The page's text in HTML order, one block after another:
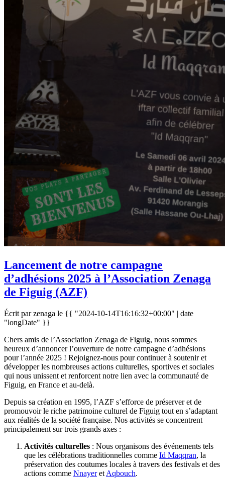
Lancement de notre campagne
d’adhésions 2025 à l’Association Zenaga
de Figuig (AZF)
Écrit par zenaga le {{ "2024-10-14T16:16:32+00:00" | date
"longDate" }}
Chers amis de l’Association Zenaga de Figuig, nous sommes
heureux d’annoncer l’ouverture de notre campagne d’adhésions
pour l’année 2025 ! Rejoignez-nous pour continuer à soutenir et
développer les nombreuses actions culturelles, sportives et sociales
qui nous unissent et renforcent notre lien avec la communauté de
Figuig, en France et au-delà.
Depuis sa création en 1995, l’AZF s’efforce de préserver et de
promouvoir le riche patrimoine culturel de Figuig tout en s’adaptant
aux réalités de la société française. Nos activités se concentrent
principalement sur trois grands axes :
Activités culturelles : Nous organisons des événements tels
que les célébrations traditionnelles comme Id Maqqran, la
préservation des coutumes locales à travers des festivals et des
actions comme Nnayeret Aqbouch.